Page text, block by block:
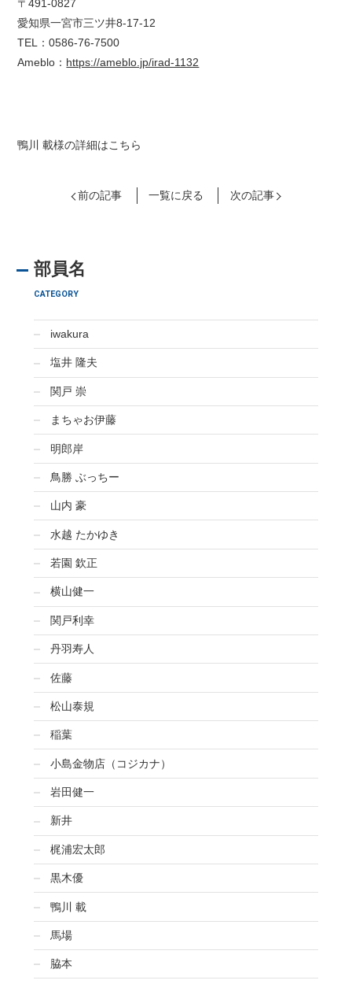
〒491-0827
愛知県一宮市三ツ井8-17-12
TEL：0586-76-7500
Ameblo： https://ameblo.jp/irad-1132
鴨川 載様の詳細はこちら
前の記事 一覧に戻る 次の記事
部員名
CATEGORY
iwakura
塩井 隆夫
関戸 崇
まちゃお伊藤
明郎岸
鳥勝 ぶっちー
山内 豪
水越 たかゆき
若園 欽正
横山健一
関戸利幸
丹羽寿人
佐藤
松山泰規
稲葉
小島金物店（コジカナ）
岩田健一
新井
梶浦宏太郎
黒木優
鴨川 載
馬場
脇本